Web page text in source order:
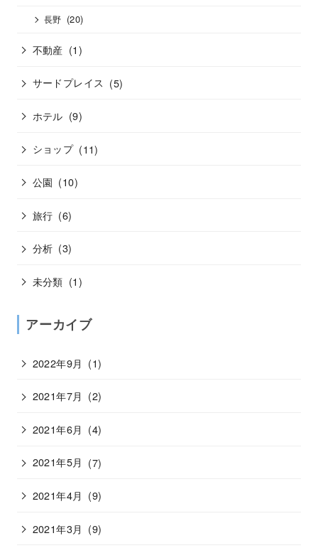
長野 (20)
不動産 (1)
サードプレイス (5)
ホテル (9)
ショップ (11)
公園 (10)
旅行 (6)
分析 (3)
未分類 (1)
アーカイブ
2022年9月 (1)
2021年7月 (2)
2021年6月 (4)
2021年5月 (7)
2021年4月 (9)
2021年3月 (9)